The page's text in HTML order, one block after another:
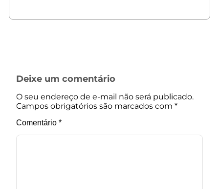
Deixe um comentário
O seu endereço de e-mail não será publicado.
Campos obrigatórios são marcados com *
Comentário *